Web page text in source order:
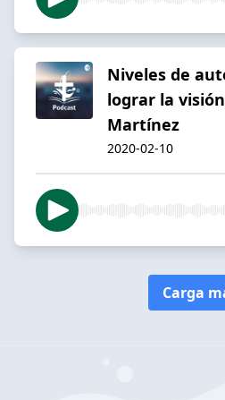
Niveles de
lograr la
Martínez
2020-02-10
Carga